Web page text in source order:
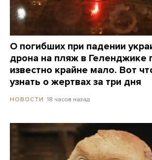
О погибших при падении
дрона на пляж в Геленджике
известно крайне мало. Вот
узнать о жертвах за три дня
НОВОСТИ 18 часов назад